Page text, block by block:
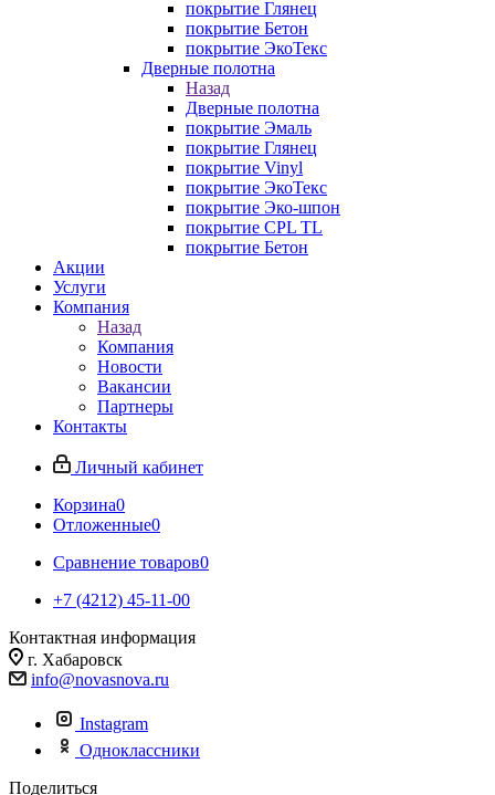
покрытие Глянец
покрытие Бетон
покрытие ЭкоТекс
Дверные полотна
Назад
Дверные полотна
покрытие Эмаль
покрытие Глянец
покрытие Vinyl
покрытие ЭкоТекс
покрытие Эко-шпон
покрытие CPL TL
покрытие Бетон
Акции
Услуги
Компания
Назад
Компания
Новости
Вакансии
Партнеры
Контакты
Личный кабинет
Корзина0
Отложенные0
Сравнение товаров0
+7 (4212) 45-11-00
Контактная информация
г. Хабаровск
info@novasnova.ru
Instagram
Одноклассники
Поделиться